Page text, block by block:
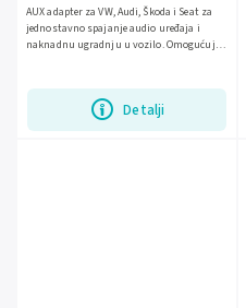
Detalji
AUX adapter za VW, Audi, Škoda i Seat za
jednostavno spajanje audio uređaja i
naknadnu ugradnju u vozilo. Omogućuje